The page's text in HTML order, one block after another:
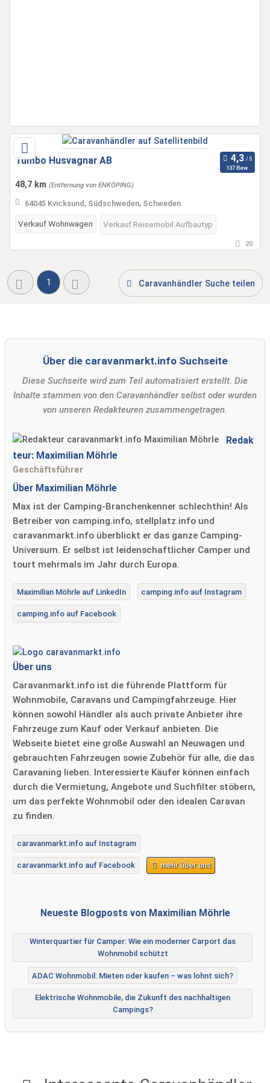
Tumbo Husvagnar AB
137 Bew.
48,7 km (Entfernung von ENKÖPING)
64045 Kvicksund, Südschweden, Schweden
Verkauf Wohnwagen Verkauf Reisemobil Aufbautyp
20
1 Caravanhändler Suche teilen
Über die caravanmarkt.info Suchseite
Diese Suchseite wird zum Teil automatisiert erstellt. Die
Inhalte stammen von den Caravanhändler selbst oder wurden
von unseren Redakteuren zusammengetragen.
Redak
teur: Maximilian Möhrle
Geschäftsführer
Über Maximilian Möhrle
Max ist der Camping-Branchenkenner schlechthin! Als
Betreiber von camping.info, stellplatz.info und
caravanmarkt.info überblickt er das ganze Camping-
Universum. Er selbst ist leidenschaftlicher Camper und
tourt mehrmals im Jahr durch Europa.
Maximilian Möhrle auf LinkedIn camping.info auf Instagram
camping.info auf Facebook
Über uns
Caravanmarkt.info ist die führende Plattform für
Wohnmobile, Caravans und Campingfahrzeuge. Hier
können sowohl Händler als auch private Anbieter ihre
Fahrzeuge zum Kauf oder Verkauf anbieten. Die
Webseite bietet eine große Auswahl an Neuwagen und
gebrauchten Fahrzeugen sowie Zubehör für alle, die das
Caravaning lieben. Interessierte Käufer können einfach
durch die Vermietung, Angebote und Suchfilter stöbern,
um das perfekte Wohnmobil oder den idealen Caravan
zu finden.
caravanmarkt.info auf Instagram
caravanmarkt.info auf Facebook mehr über uns
Neueste Blogposts von Maximilian Möhrle
Winterquartier für Camper: Wie ein moderner Carport das
Wohnmobil schützt
ADAC Wohnmobil: Mieten oder kaufen – was lohnt sich?
Elektrische Wohnmobile, die Zukunft des nachhaltigen
Campings?